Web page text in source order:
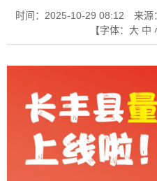
时间：2025-10-29 08:12 来源
【字体： 大 中